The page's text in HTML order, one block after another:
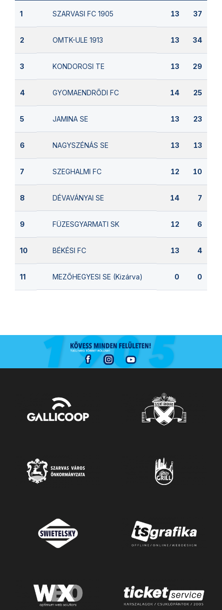
1 SZARVASI FC 1905 13 37
2 OMTK-ULE 1913 13 34
3 KONDOROSI TE 13 29
4 GYOMAENDRŐDI FC 14 25
5 JAMINA SE 13 23
6 NAGYSZÉNÁS SE 13 13
7 SZEGHALMI FC 12 10
8 DÉVAVÁNYAI SE 14 7
9 FÜZESGYARMATI SK 12 6
10 BÉKÉSI FC 13 4
11 MEZŐHEGYESI SE (Kizárva) 0 0